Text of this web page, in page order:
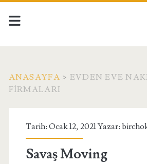
ANASAYFA > EVDEN EVE
FIRMALARI
Etiket:
<span>evden
Tarih: Ocak 12, 2021 Yazar:
Savaş Moving